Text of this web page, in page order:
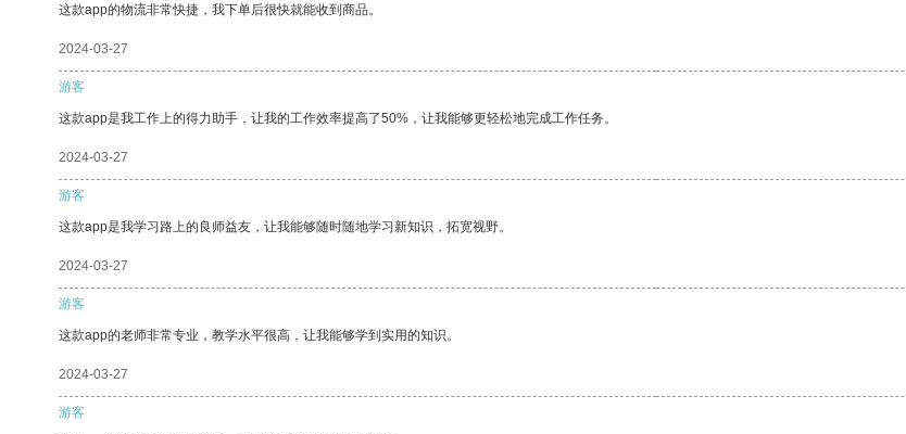
这款app的物流非常快捷，我下单后很快就能收到商品。
2024-03-27
游客
这款app是我工作上的得力助手，让我的工作效率提高了50%，让我能够更轻松地完成工作任务。
2024-03-27
游客
这款app是我学习路上的良师益友，让我能够随时随地学习新知识，拓宽视野。
2024-03-27
游客
这款app的老师非常专业，教学水平很高，让我能够学到实用的知识。
2024-03-27
游客